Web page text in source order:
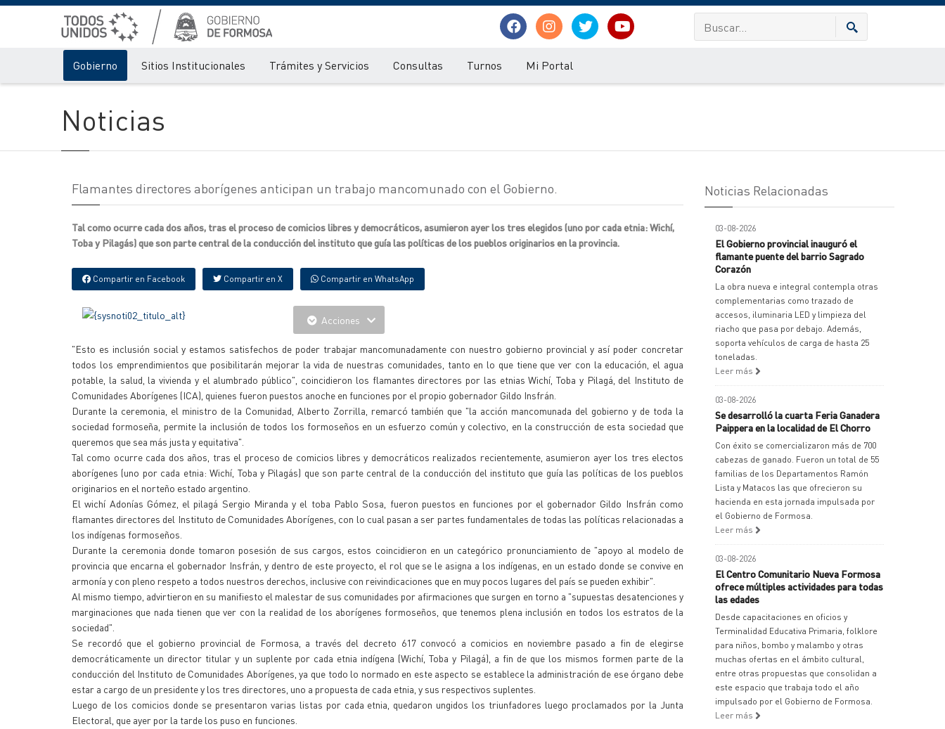
Gobierno Sitios Institucionales Trámites y Servicios Consultas Turnos Mi Portal
Noticias
Flamantes directores aborígenes anticipan un trabajo mancomunado con el Gobierno.
Tal como ocurre cada dos años, tras el proceso de comicios libres y democráticos, asumieron ayer los tres elegidos (uno por cada etnia: Wichí,
Toba y Pilagás) que son parte central de la conducción del instituto que guía las políticas de los pueblos originarios en la provincia.
Compartir en Facebook Compartir en X Compartir en WhatsApp
Acciones
"Esto es inclusión social y estamos satisfechos de poder trabajar mancomunadamente con nuestro gobierno provincial y así poder concretar
todos los emprendimientos que posibilitarán mejorar la vida de nuestras comunidades, tanto en lo que tiene que ver con la educación, el agua
potable, la salud, la vivienda y el alumbrado público", coincidieron los flamantes directores por las etnias Wichí, Toba y Pilagá, del Instituto de
Comunidades Aborígenes (ICA), quienes fueron puestos anoche en funciones por el propio gobernador Gildo Insfrán.
Durante la ceremonia, el ministro de la Comunidad, Alberto Zorrilla, remarcó también que "la acción mancomunada del gobierno y de toda la
sociedad formoseña, permite la inclusión de todos los formoseños en un esfuerzo común y colectivo, en la construcción de esta sociedad que
queremos que sea más justa y equitativa".
Tal como ocurre cada dos años, tras el proceso de comicios libres y democráticos realizados recientemente, asumieron ayer los tres electos
aborígenes (uno por cada etnia: Wichí, Toba y Pilagás) que son parte central de la conducción del instituto que guía las políticas de los pueblos
originarios en el norteño estado argentino.
El wichí Adonías Gómez, el pilagá Sergio Miranda y el toba Pablo Sosa, fueron puestos en funciones por el gobernador Gildo Insfrán como
flamantes directores del Instituto de Comunidades Aborígenes, con lo cual pasan a ser partes fundamentales de todas las políticas relacionadas a
los indígenas formoseños.
Durante la ceremonia donde tomaron posesión de sus cargos, estos coincidieron en un categórico pronunciamiento de "apoyo al modelo de
provincia que encarna el gobernador Insfrán, y dentro de este proyecto, el rol que se le asigna a los indígenas, en un estado donde se convive en
armonía y con pleno respeto a todos nuestros derechos, inclusive con reivindicaciones que en muy pocos lugares del país se pueden exhibir".
Al mismo tiempo, advirtieron en su manifiesto el malestar de sus comunidades por afirmaciones que surgen en torno a "supuestas desatenciones y
marginaciones que nada tienen que ver con la realidad de los aborígenes formoseños, que tenemos plena inclusión en todos los estratos de la
sociedad".
Se recordó que el gobierno provincial de Formosa, a través del decreto 617 convocó a comicios en noviembre pasado a fin de elegirse
democráticamente un director titular y un suplente por cada etnia indígena (Wichí, Toba y Pilagá), a fin de que los mismos formen parte de la
conducción del Instituto de Comunidades Aborígenes, ya que todo lo normado en este aspecto se establece la administración de ese órgano debe
estar a cargo de un presidente y los tres directores, uno a propuesta de cada etnia, y sus respectivos suplentes.
Luego de los comicios donde se presentaron varias listas por cada etnia, quedaron ungidos los triunfadores luego proclamados por la Junta
Electoral, que ayer por la tarde los puso en funciones.
Noticias Relacionadas
03-08-2026
El Gobierno provincial inauguró el
flamante puente del barrio Sagrado
Corazón
La obra nueva e integral contempla otras
complementarias como trazado de
accesos, iluminaria LED y limpieza del
riacho que pasa por debajo. Además,
soporta vehículos de carga de hasta 25
toneladas.
Leer más
03-08-2026
Se desarrolló la cuarta Feria Ganadera
Paippera en la localidad de El Chorro
Con éxito se comercializaron más de 700
cabezas de ganado. Fueron un total de 55
familias de los Departamentos Ramón
Lista y Matacos las que ofrecieron su
hacienda en esta jornada impulsada por
el Gobierno de Formosa.
Leer más
03-08-2026
El Centro Comunitario Nueva Formosa
ofrece múltiples actividades para todas
las edades
Desde capacitaciones en oficios y
Terminalidad Educativa Primaria, folklore
para niños, bombo y malambo y otras
muchas ofertas en el ámbito cultural,
entre otras propuestas que consolidan a
este espacio que trabaja todo el año
impulsado por el Gobierno de Formosa.
Leer más